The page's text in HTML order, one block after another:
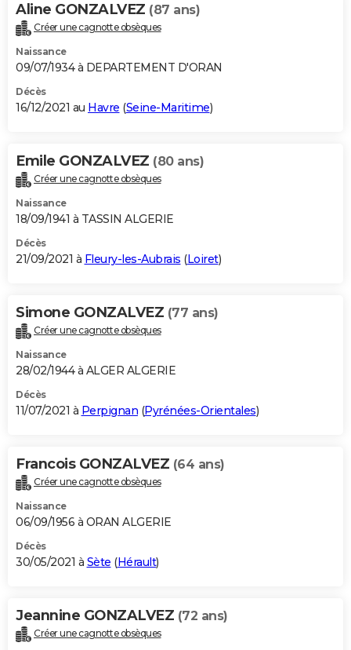
Aline GONZALVEZ (87 ans)
Créer une cagnotte obsèques
Naissance
09/07/1934 à DEPARTEMENT D'ORAN
Décès
16/12/2021 au Havre (Seine-Maritime)
Emile GONZALVEZ (80 ans)
Créer une cagnotte obsèques
Naissance
18/09/1941 à TASSIN ALGERIE
Décès
21/09/2021 à Fleury-les-Aubrais (Loiret)
Simone GONZALVEZ (77 ans)
Créer une cagnotte obsèques
Naissance
28/02/1944 à ALGER ALGERIE
Décès
11/07/2021 à Perpignan (Pyrénées-Orientales)
Francois GONZALVEZ (64 ans)
Créer une cagnotte obsèques
Naissance
06/09/1956 à ORAN ALGERIE
Décès
30/05/2021 à Sète (Hérault)
Jeannine GONZALVEZ (72 ans)
Créer une cagnotte obsèques